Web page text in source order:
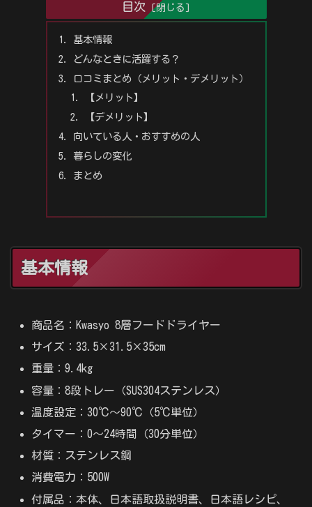
目次
基本情報
どんなときに活躍する？
口コミまとめ（メリット・デメリット）
【メリット】
【デメリット】
向いている人・おすすめの人
暮らしの変化
まとめ
基本情報
商品名：Kwasyo 8層フードドライヤー
サイズ：33.5×31.5×35cm
重量：9.4kg
容量：8段トレー（SUS304ステンレス）
温度設定：30℃～90℃（5℃単位）
タイマー：0〜24時間（30分単位）
材質：ステンレス鋼
消費電力：500W
付属品：本体、日本語取扱説明書、日本語レシピ、